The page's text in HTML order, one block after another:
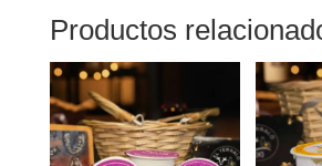
Productos